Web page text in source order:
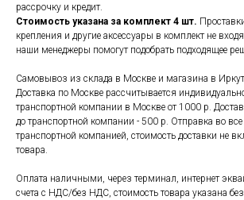
рассрочку и кредит.
Стоимость указана за комплект 4 шт.
крепления и другие аксессуары в комплект не
наши менеджеры помогут подобрать подходящее
Самовывоз из склада в Москве и магазина в
Доставка по Москве рассчитывается
транспортной компании в Москве от 1000 р.
до транспортной компании - 500 р. Отправка во
транспортной компанией, стоимость доставки не
товара.
Оплата наличными, через терминал, интернет
счета с НДС/без НДС, стоимость товара указана